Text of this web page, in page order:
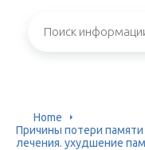
Home
Причины потери
лечения. ухудшение